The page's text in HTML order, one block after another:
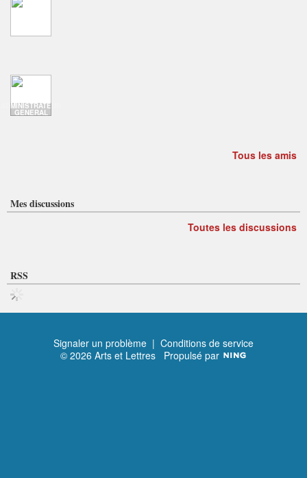
ADMINISTRATEUR
GENERAL
Tous les amis
Mes discussions
Toutes les discussions
RSS
Signaler un problème | Conditions de service
© 2026 Arts et Lettres Propulsé par